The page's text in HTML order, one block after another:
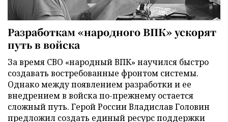
Разработкам «народного ВПК» ускорят
путь в войска
За время СВО «народный ВПК» научился быстро
создавать востребованные фронтом системы.
Однако между появлением разработки и ее
внедрением в войска по-прежнему остается
сложный путь. Герой России Владислав Головин
предложил создать единый ресурс поддержки